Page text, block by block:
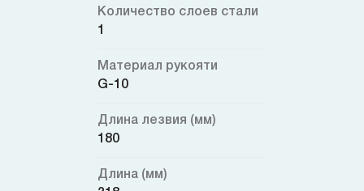
Количество слоев стали
1
Материал рукояти
G-10
Длина лезвия (мм)
180
Длина (мм)